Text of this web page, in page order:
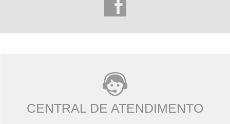
CENTRAL DE ATENDIMENTO